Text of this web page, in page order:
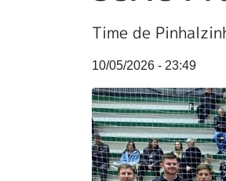
Time de
10/05/2026 - 23:49